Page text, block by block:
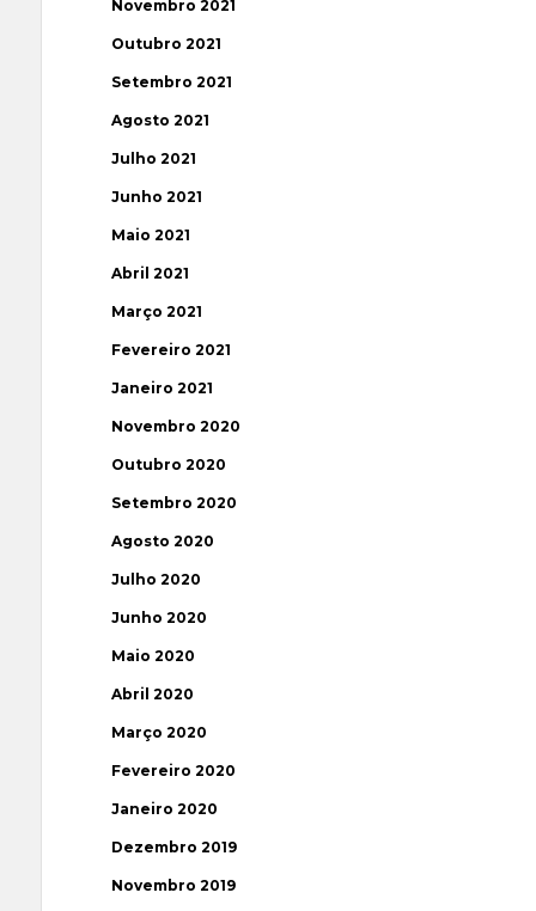
Novembro 2021
Outubro 2021
Setembro 2021
Agosto 2021
Julho 2021
Junho 2021
Maio 2021
Abril 2021
Março 2021
Fevereiro 2021
Janeiro 2021
Novembro 2020
Outubro 2020
Setembro 2020
Agosto 2020
Julho 2020
Junho 2020
Maio 2020
Abril 2020
Março 2020
Fevereiro 2020
Janeiro 2020
Dezembro 2019
Novembro 2019